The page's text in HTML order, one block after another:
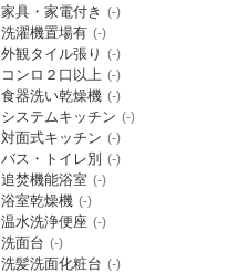
家具・家電付き (-)
洗濯機置場有 (-)
外観タイル張り (-)
コンロ２口以上 (-)
食器洗い乾燥機 (-)
システムキッチン (-)
対面式キッチン (-)
バス・トイレ別 (-)
追焚機能浴室 (-)
浴室乾燥機 (-)
温水洗浄便座 (-)
洗面台 (-)
洗髪洗面化粧台 (-)